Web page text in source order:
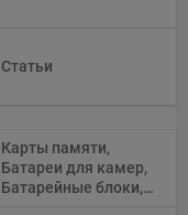
Статьи
Карты памяти,
Батареи для камер,
Батарейные блоки,